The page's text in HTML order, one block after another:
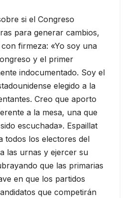
si el Congreso
para generar cambios,
firmeza: «Yo soy una
y el primer
indocumentado. Soy el
elegido a la
Creo que aporto
a la mesa, una que
escuchada». Espaillat
todos los electores del
las urnas y ejercer su
que las primarias
en que los partidos
que competirán